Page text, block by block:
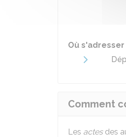
Où s'adresser
Comment
Les actesdes